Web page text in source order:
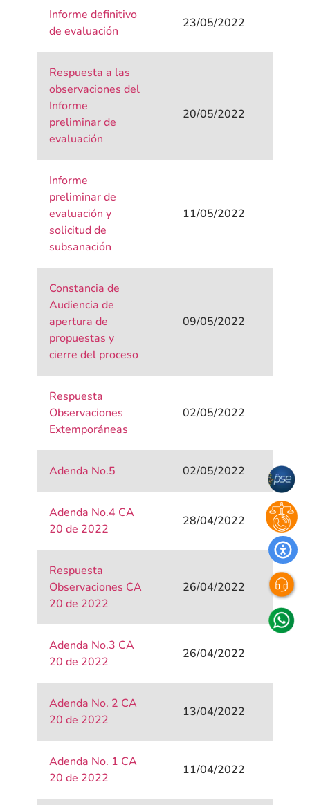
Informe definitivo
de evaluación
23/05/2022
Respuesta a las
observaciones del
Informe
preliminar de
evaluación
20/05/2022
Informe
preliminar de
evaluación y
solicitud de
subsanación
11/05/2022
Constancia de
Audiencia de
apertura de
propuestas y
cierre del proceso
09/05/2022
Respuesta
Observaciones
Extemporáneas
02/05/2022
Adenda No.5 02/05/2022
Adenda No.4 CA
20 de 2022
28/04/2022
Respuesta
Observaciones CA
20 de 2022
26/04/2022
Adenda No.3 CA
20 de 2022
26/04/2022
Adenda No. 2 CA
20 de 2022
13/04/2022
Adenda No. 1 CA
20 de 2022
11/04/2022